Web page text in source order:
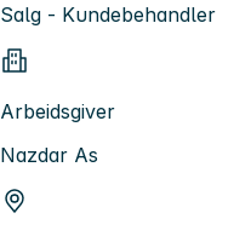
Salg - Kundebehandler
Arbeidsgiver
Nazdar As